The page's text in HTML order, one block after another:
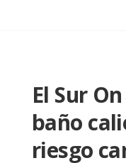
El Sur
baño
riesgo